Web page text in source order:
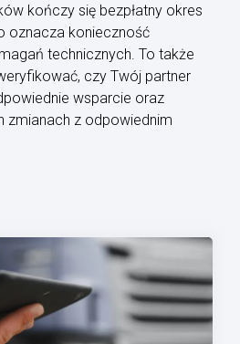
kończy się bezpłatny okres
oznacza konieczność
technicznych. To także
czy Twój partner
wsparcie oraz
zmianach z odpowiednim